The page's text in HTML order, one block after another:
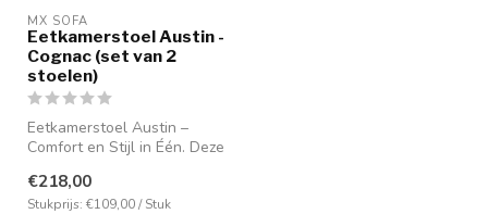
MX SOFA
Eetkamerstoel Austin -
Cognac (set van 2
stoelen)
Eetkamerstoel Austin –
Comfort en Stijl in Één. Deze
m...
€218,00
Stukprijs: €109,00 / Stuk